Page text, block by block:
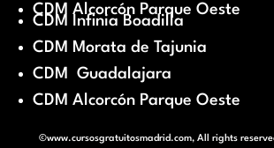
CDM Alcorcón Parque Oeste
CDM Infinia Boadilla
CDM Morata de Tajunia
CDM Guadalajara
CDM Alcorcón Parque Oeste
©www.cursosgratuitosmadrid.com, All rights